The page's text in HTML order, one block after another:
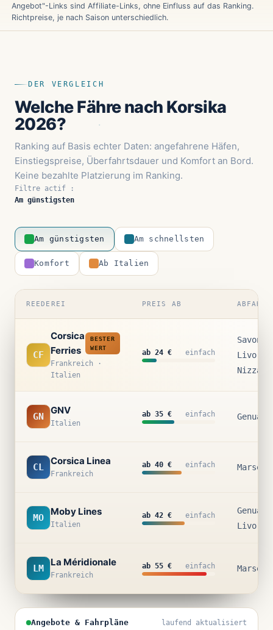
Angebot"-Links sind Affiliate-Links, ohne Einfluss auf das Ranking.
Richtpreise, je nach Saison unterschiedlich.
DER VERGLEICH
Welche Fähre nach Korsika
2026?
Ranking auf Basis echter Daten: angefahrene Häfen,
Einstiegspreise, Überfahrtsdauer und Komfort an Bord.
Keine bezahlte Platzierung im Ranking.
Filtre actif :
Am günstigsten
Am günstigsten Am schnellsten
Komfort Ab Italien
REEDEREI PREIS AB
CF
Corsica
Ferries
BESTER
WERT
Frankreich ·
Italien
ab 24 € einfach
Savona
Nizza
GN
GNV
Italien
ab 35 € einfach Genua
CL
Corsica Linea
Frankreich
ab 40 € einfach
MO
Moby Lines
Italien
ab 42 € einfach
Genua ·
Livorno
LM
La Méridionale
Frankreich
ab 55 € einfach
Angebote & Fahrpläne laufend aktualisiert